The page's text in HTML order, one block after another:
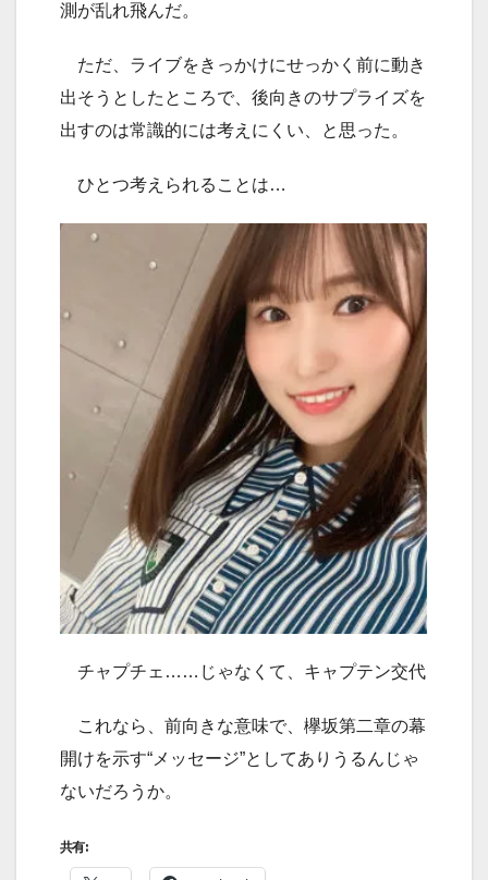
測が乱れ飛んだ。
ただ、ライブをきっかけにせっかく前に動き
出そうとしたところで、後向きのサプライズを
出すのは常識的には考えにくい、と思った。
ひとつ考えられることは…
チャプチェ……じゃなくて、キャプテン交代
これなら、前向きな意味で、欅坂第二章の幕
開けを示す“メッセージ”としてありうるんじゃ
ないだろうか。
共有: